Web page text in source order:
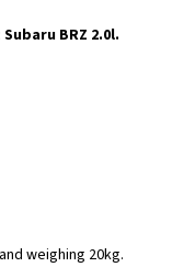
BRZ 2.0l.
weighing 20kg.